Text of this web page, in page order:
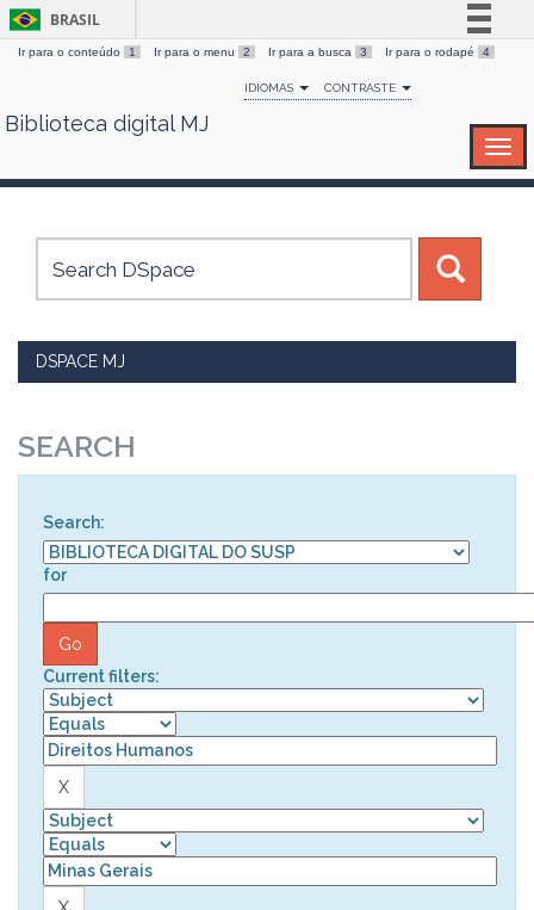
Skip
BRASIL
Simplifique!
Comunica BR
Canais
Ir para o conteúdo 1 Ir para o menu 2 Ir para a busca 3 Ir para o rodapé 4
IDIOMAS CONTRASTE
Biblioteca digital MJ
DSPACE MJ
SEARCH
Search:
for
Current filters: